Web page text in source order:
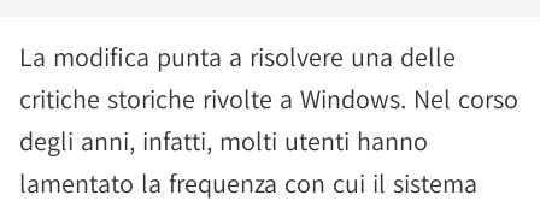
La modifica punta a risolvere una delle
critiche storiche rivolte a Windows. Nel corso
degli anni, infatti, molti utenti hanno
lamentato la frequenza con cui il sistema